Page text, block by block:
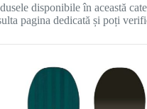
disponibile în această
pagina dedicată și poți